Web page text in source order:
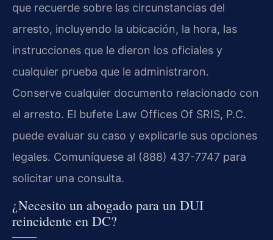
que recuerde sobre las circunstancias del
arresto, incluyendo la ubicación, la hora, las
instrucciones que le dieron los oficiales y
cualquier prueba que le administraron.
Conserve cualquier documento relacionado con
el arresto. El bufete Law Offices Of SRIS, P.C.
puede evaluar su caso y explicarle sus opciones
legales. Comuníquese al (888) 437-7747 para
solicitar una consulta.
¿Necesito un abogado para un DUI
reincidente en DC?